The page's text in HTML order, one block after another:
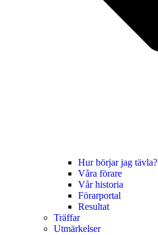
Hur börjar jag tävla?
Våra förare
Vår historia
Förarportal
Resultat
Träffar
Utmärkelser